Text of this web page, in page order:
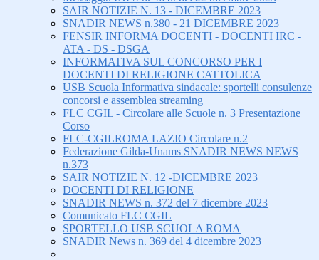
SAIR NOTIZIE N. 13 - DICEMBRE 2023
SNADIR NEWS n.380 - 21 DICEMBRE 2023
FENSIR INFORMA DOCENTI - DOCENTI IRC -
ATA - DS - DSGA
INFORMATIVA SUL CONCORSO PER I
DOCENTI DI RELIGIONE CATTOLICA
USB Scuola Informativa sindacale: sportelli consulenze
concorsi e assemblea streaming
FLC CGIL - Circolare alle Scuole n. 3 Presentazione
Corso
FLC-CGILROMA LAZIO Circolare n.2
Federazione Gilda-Unams SNADIR NEWS NEWS
n.373
SAIR NOTIZIE N. 12 -DICEMBRE 2023
DOCENTI DI RELIGIONE
SNADIR NEWS n. 372 del 7 dicembre 2023
Comunicato FLC CGIL
SPORTELLO USB SCUOLA ROMA
SNADIR News n. 369 del 4 dicembre 2023